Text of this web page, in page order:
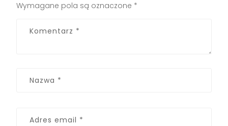
Wymagane pola są oznaczone *